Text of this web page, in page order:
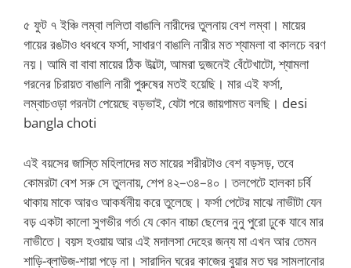
৫ ফুট ৭ ইঞ্চি লম্বা ললিতা বাঙালি নারীদের তুলনায় বেশ লম্বা। মায়ের
গায়ের রঙটাও ধবধবে ফর্সা, সাধারণ বাঙালি নারীর মত শ্যামলা বা কালচে বরণ
নয়। আমি বা বাবা মায়ের ঠিক উল্টো, আমরা দুজনেই বেঁটেখাটো, শ্যামলা
গরনের চিরায়ত বাঙালি নারী পুরুষের মতই হয়েছি। মার এই ফর্সা,
লম্বাচওড়া গরনটা পেয়েছে বড়ভাই, যেটা পরে জায়গামত বলছি। desi
bangla choti
এই বয়সের জাস্তি মহিলাদের মত মায়ের শরীরটাও বেশ বড়সড়, তবে
কোমরটা বেশ সরু সে তুলনায়, শেপ ৪২–৩৪–৪০। তলপেটে হালকা চর্বি
থাকায় মাকে আরও আকর্ষনীয় করে তুলেছে। ফর্সা পেটের মাঝে নাভীটা যেন
বড় একটা কালো সুগভীর গর্ত৷ যে কোন বাচ্চা ছেলের নুনু পুরো ঢুকে যাবে মার
নাভীতে। বয়স হওয়ায় আর এই মদালসা দেহের জন্য মা এখন আর তেমন
শাড়ি-ব্লাউজ-শায়া পড়ে না। সারাদিন ঘরের কাজের বুয়ার মত ঘর সামলানোর